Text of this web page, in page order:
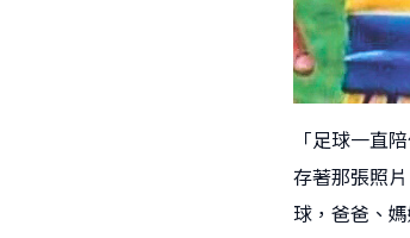
「足球一直
存著那張照
球，爸爸、